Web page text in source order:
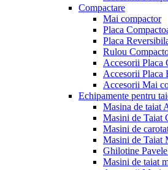
Compactare
Mai compactor
Placa
Placa
Rulou
Accesorii Placa
Accesorii Placa
Accesorii Mai
Echipamente pentru
Masina de taiat
Masini de Taiat
Masini de
Masini de Taiat
Ghilotine
Masini de taiat